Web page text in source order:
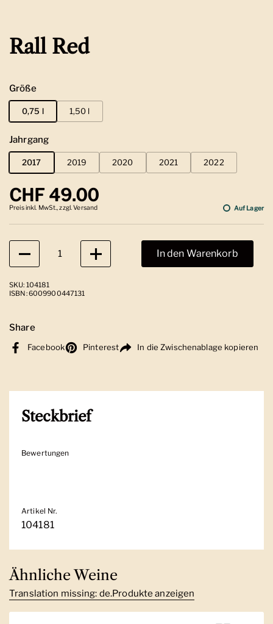
Rall Red
Größe
0,75 l 1,50 l
Jahrgang
2017 2019 2020 2021 2022
Regulärer Preis
CHF 49.00
Preis inkl. MwSt., zzgl. Versand Auf Lager
Anzahl
In den Warenkorb
SKU: 104181
ISBN: 6009900447131
Share
Facebook Pinterest In die Zwischenablage kopieren
Steckbrief
Bewertungen
Artikel Nr.
104181
Ähnliche Weine
Translation missing: de.Produkte anzeigen